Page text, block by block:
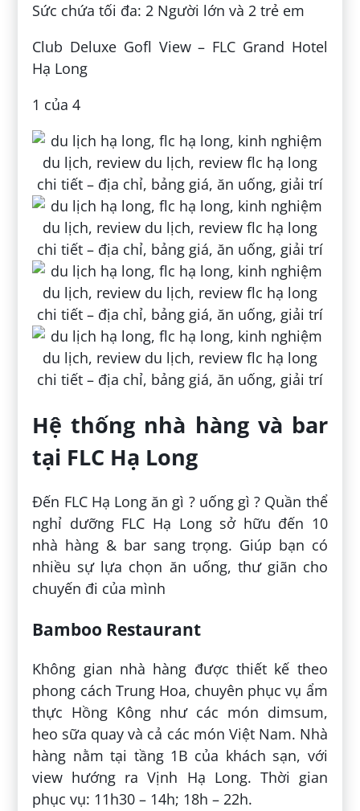
Sức chứa tối đa: 2 Người lớn và 2 trẻ em
Club Deluxe Gofl View – FLC Grand Hotel
Hạ Long
1 của 4
Hệ thống nhà hàng và bar
tại FLC Hạ Long
Đến FLC Hạ Long ăn gì ? uống gì ? Quần thể
nghỉ dưỡng FLC Hạ Long sở hữu đến 10
nhà hàng & bar sang trọng. Giúp bạn có
nhiều sự lựa chọn ăn uống, thư giãn cho
chuyến đi của mình
Bamboo Restaurant
Không gian nhà hàng được thiết kế theo
phong cách Trung Hoa, chuyên phục vụ ẩm
thực Hồng Kông như các món dimsum,
heo sữa quay và cả các món Việt Nam. Nhà
hàng nằm tại tầng 1B của khách sạn, với
view hướng ra Vịnh Hạ Long. Thời gian
phục vụ: 11h30 – 14h; 18h – 22h.